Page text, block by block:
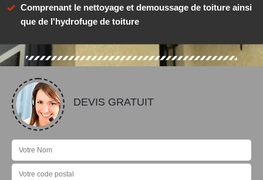
Comprenant le nettoyage et demoussage de toiture ainsi
que de l'hydrofuge de toiture
DEVIS GRATUIT